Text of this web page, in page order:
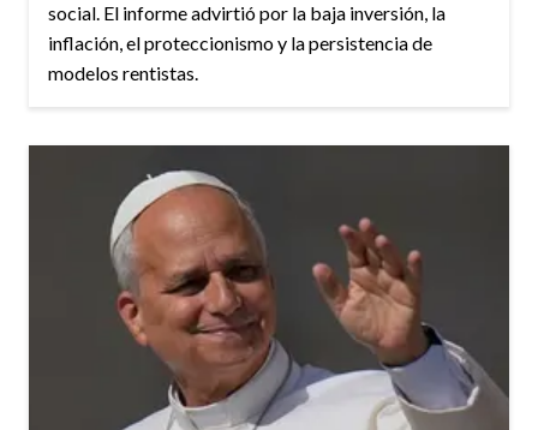
social. El informe advirtió por la baja inversión, la
inflación, el proteccionismo y la persistencia de
modelos rentistas.